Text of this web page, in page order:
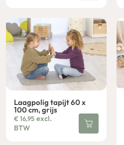
Laagpolig tapijt 60 x
100 cm, grijs
€16,95 excl.
BTW